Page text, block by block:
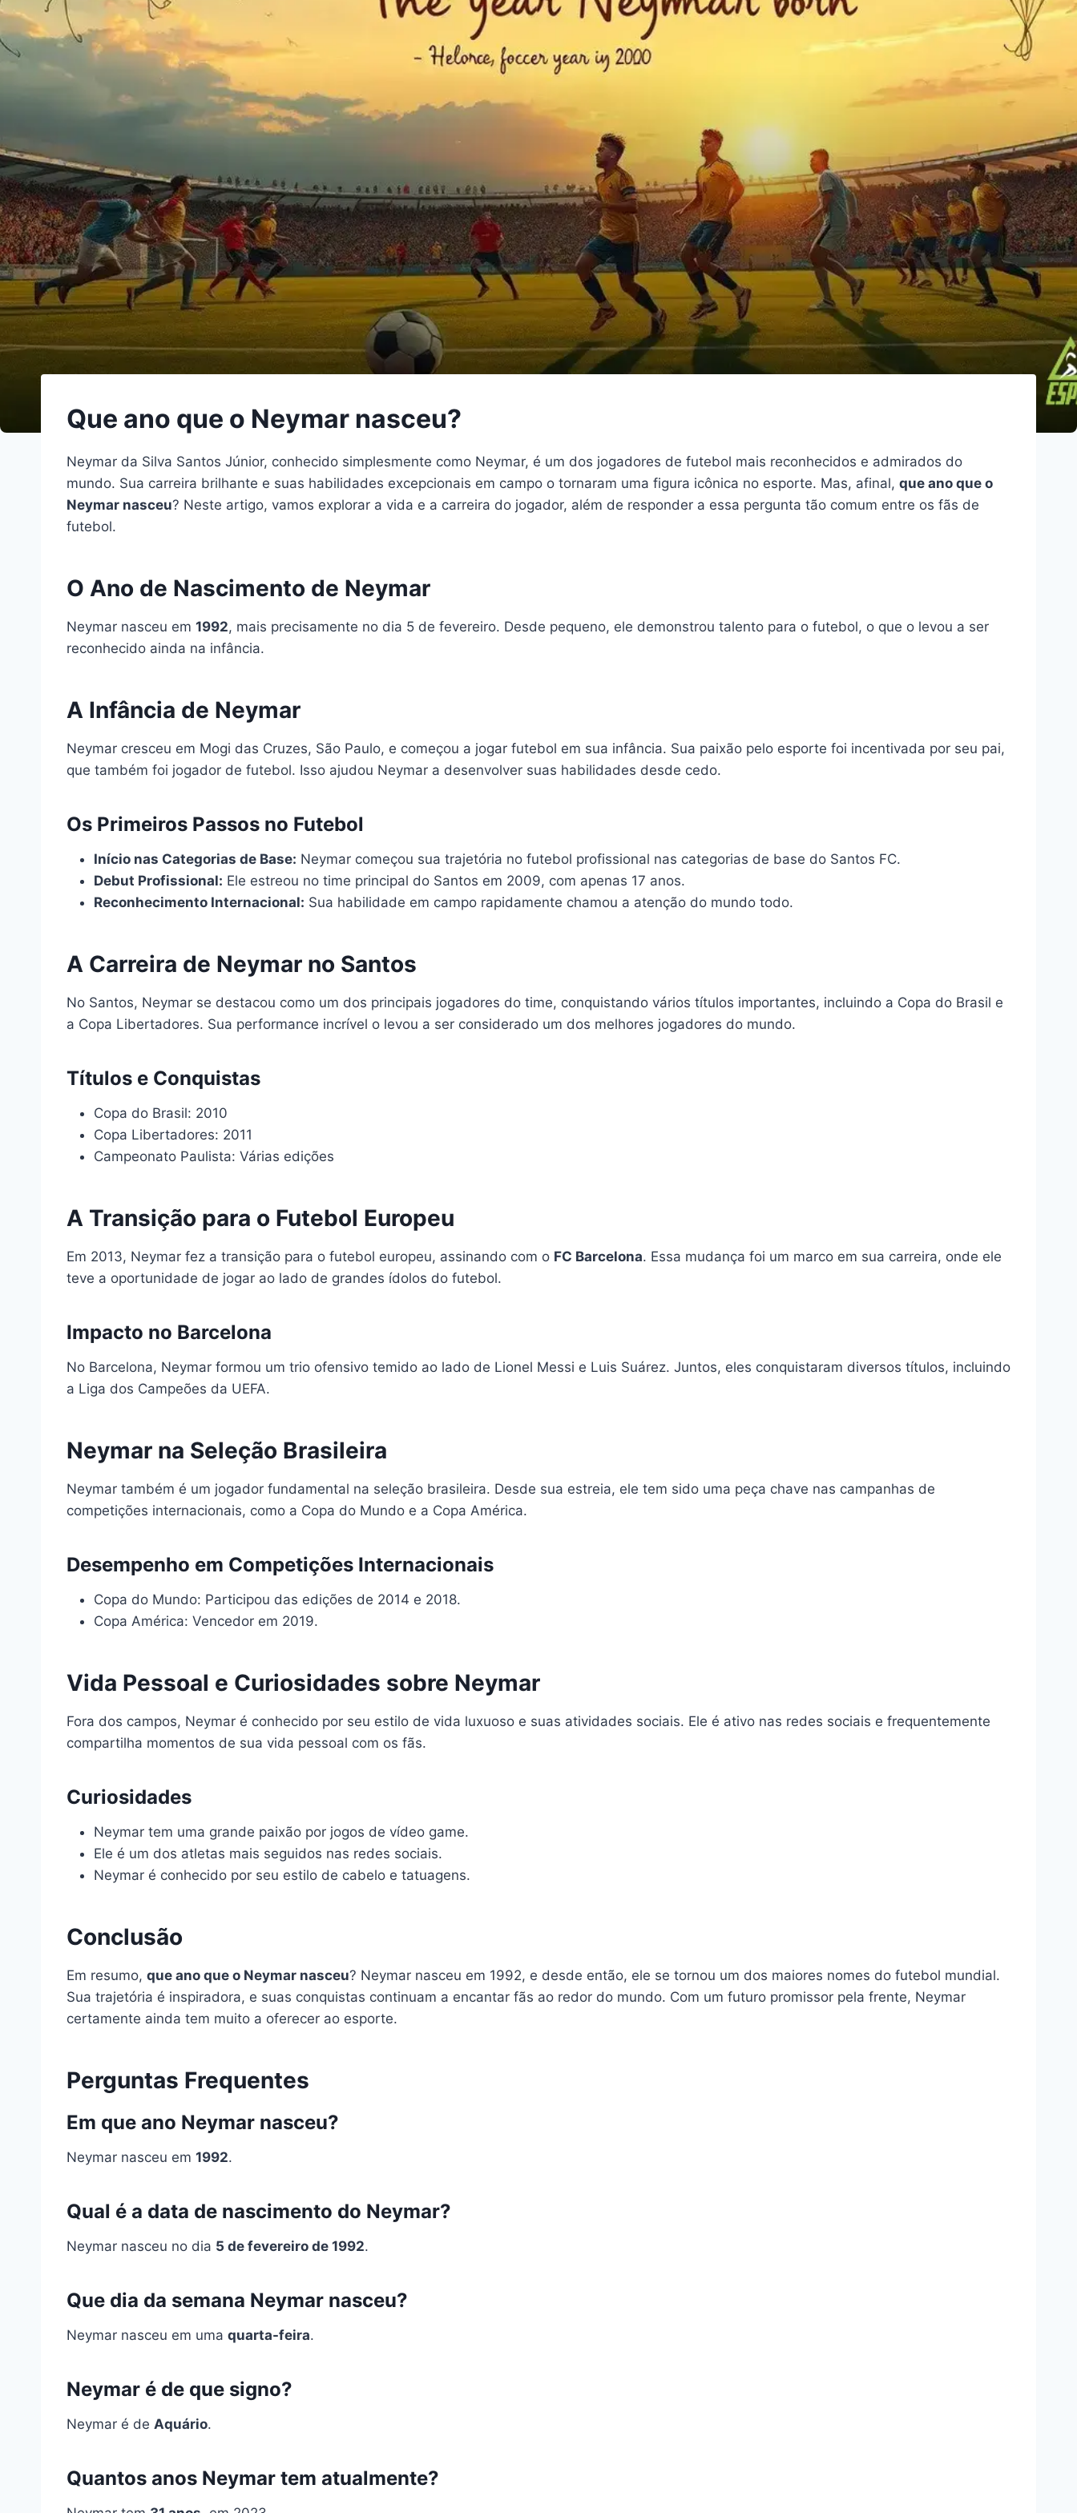
Que ano que o Neymar nasceu?
Neymar da Silva Santos Júnior, conhecido simplesmente como Neymar, é um dos jogadores de futebol mais reconhecidos e admirados do
mundo. Sua carreira brilhante e suas habilidades excepcionais em campo o tornaram uma figura icônica no esporte. Mas, afinal, que ano que o
Neymar nasceu? Neste artigo, vamos explorar a vida e a carreira do jogador, além de responder a essa pergunta tão comum entre os fãs de
futebol.
O Ano de Nascimento de Neymar
Neymar nasceu em 1992, mais precisamente no dia 5 de fevereiro. Desde pequeno, ele demonstrou talento para o futebol, o que o levou a ser
reconhecido ainda na infância.
A Infância de Neymar
Neymar cresceu em Mogi das Cruzes, São Paulo, e começou a jogar futebol em sua infância. Sua paixão pelo esporte foi incentivada por seu pai,
que também foi jogador de futebol. Isso ajudou Neymar a desenvolver suas habilidades desde cedo.
Os Primeiros Passos no Futebol
Início nas Categorias de Base: Neymar começou sua trajetória no futebol profissional nas categorias de base do Santos FC.
Debut Profissional: Ele estreou no time principal do Santos em 2009, com apenas 17 anos.
Reconhecimento Internacional: Sua habilidade em campo rapidamente chamou a atenção do mundo todo.
A Carreira de Neymar no Santos
No Santos, Neymar se destacou como um dos principais jogadores do time, conquistando vários títulos importantes, incluindo a Copa do Brasil e
a Copa Libertadores. Sua performance incrível o levou a ser considerado um dos melhores jogadores do mundo.
Títulos e Conquistas
Copa do Brasil: 2010
Copa Libertadores: 2011
Campeonato Paulista: Várias edições
A Transição para o Futebol Europeu
Em 2013, Neymar fez a transição para o futebol europeu, assinando com o FC Barcelona. Essa mudança foi um marco em sua carreira, onde ele
teve a oportunidade de jogar ao lado de grandes ídolos do futebol.
Impacto no Barcelona
No Barcelona, Neymar formou um trio ofensivo temido ao lado de Lionel Messi e Luis Suárez. Juntos, eles conquistaram diversos títulos, incluindo
a Liga dos Campeões da UEFA.
Neymar na Seleção Brasileira
Neymar também é um jogador fundamental na seleção brasileira. Desde sua estreia, ele tem sido uma peça chave nas campanhas de
competições internacionais, como a Copa do Mundo e a Copa América.
Desempenho em Competições Internacionais
Copa do Mundo: Participou das edições de 2014 e 2018.
Copa América: Vencedor em 2019.
Vida Pessoal e Curiosidades sobre Neymar
Fora dos campos, Neymar é conhecido por seu estilo de vida luxuoso e suas atividades sociais. Ele é ativo nas redes sociais e frequentemente
compartilha momentos de sua vida pessoal com os fãs.
Curiosidades
Neymar tem uma grande paixão por jogos de vídeo game.
Ele é um dos atletas mais seguidos nas redes sociais.
Neymar é conhecido por seu estilo de cabelo e tatuagens.
Conclusão
Em resumo, que ano que o Neymar nasceu? Neymar nasceu em 1992, e desde então, ele se tornou um dos maiores nomes do futebol mundial.
Sua trajetória é inspiradora, e suas conquistas continuam a encantar fãs ao redor do mundo. Com um futuro promissor pela frente, Neymar
certamente ainda tem muito a oferecer ao esporte.
Perguntas Frequentes
Em que ano Neymar nasceu?
Neymar nasceu em 1992.
Qual é a data de nascimento do Neymar?
Neymar nasceu no dia 5 de fevereiro de 1992.
Que dia da semana Neymar nasceu?
Neymar nasceu em uma quarta-feira.
Neymar é de que signo?
Neymar é de Aquário.
Quantos anos Neymar tem atualmente?